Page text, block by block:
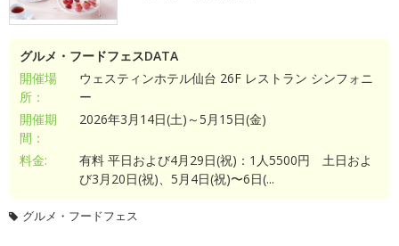
グルメ・フードフェスDATA
開催場
所：
ウェスティンホテル仙台 26F レストラン シンフォニ
ー
開催期
間：
2026年3月14日(土)～5月15日(金)
料金:
有料 平日および4月29日(祝)：1人5500円 土日およ
び3月20日(祝)、5月4日(祝)〜6日(...
グルメ・フードフェス